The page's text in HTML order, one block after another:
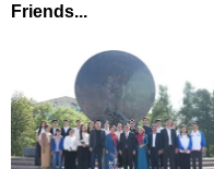
Friends...